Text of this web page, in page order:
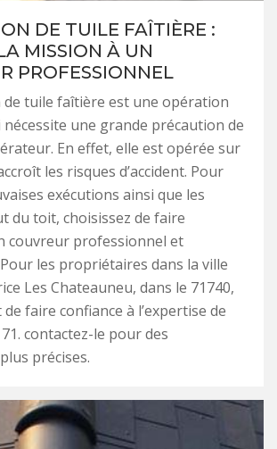
DE TUILE FAÎTIÈRE :
MISSION À UN
PROFESSIONNEL
tuile faîtière est une opération
nécessite une grande précaution de
En effet, elle est opérée sur
les risques d’accident. Pour
exécutions ainsi que les
du toit, choisissez de faire
couvreur professionnel et
les propriétaires dans la ville
Les Chateauneu, dans le 71740,
faire confiance à l’expertise de
contactez-le pour des
précises.